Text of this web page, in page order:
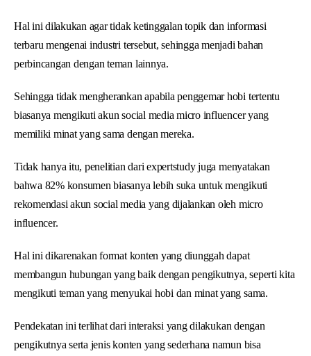
Hal ini dilakukan agar tidak ketinggalan topik dan informasi
terbaru mengenai industri tersebut, sehingga menjadi bahan
perbincangan dengan teman lainnya.
Sehingga tidak mengherankan apabila penggemar hobi tertentu
biasanya mengikuti akun social media micro influencer yang
memiliki minat yang sama dengan mereka.
Tidak hanya itu, penelitian dari expertstudy juga menyatakan
bahwa 82% konsumen biasanya lebih suka untuk mengikuti
rekomendasi akun social media yang dijalankan oleh micro
influencer.
Hal ini dikarenakan format konten yang diunggah dapat
membangun hubungan yang baik dengan pengikutnya, seperti kita
mengikuti teman yang menyukai hobi dan minat yang sama.
Pendekatan ini terlihat dari interaksi yang dilakukan dengan
pengikutnya serta jenis konten yang sederhana namun bisa